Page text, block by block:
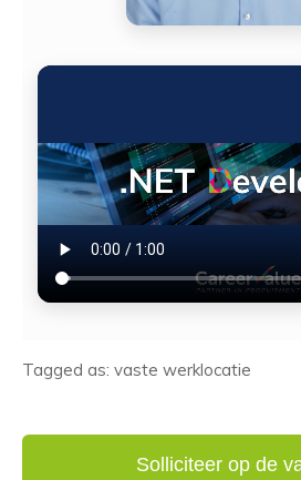
Tagged as: vaste werklocatie